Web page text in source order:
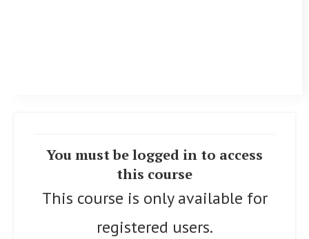
You must be logged in to access
this course
This course is only available for
registered users.